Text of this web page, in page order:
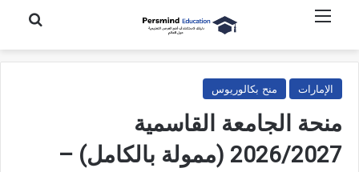
بحث عن
الإمارات منح بكالوريوس
منحة الجامعة القاسمية
2026/2027 (ممولة بالكامل) –